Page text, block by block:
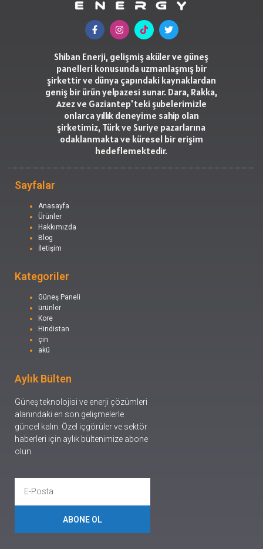
Shiban Enerji, gelişmiş aküler ve güneş
panelleri konusunda uzmanlaşmış bir
şirkettir ve dünya çapındaki kaynaklardan
geniş bir ürün yelpazesi sunar. Dara, Rakka,
Azez ve Gaziantep'teki şubelerimizle
onlarca yıllık deneyime sahip olan
şirketimiz, Türk ve Suriye pazarlarına
odaklanmakta ve küresel bir erişim
hedeflemektedir.
Sayfalar
Anasayfa
Ürünler
Hakkımızda
Blog
İletişim
Kategoriler
Güneş Paneli
ürünler
Kore
Hindistan
çin
akü
Aylık Bülten
Güneş teknolojisi ve enerji çözümleri
alanındaki en son gelişmelerle
güncel kalın. Özel içgörüler ve sektör
haberleri için aylık bültenimize abone
olun.
ABONE OL